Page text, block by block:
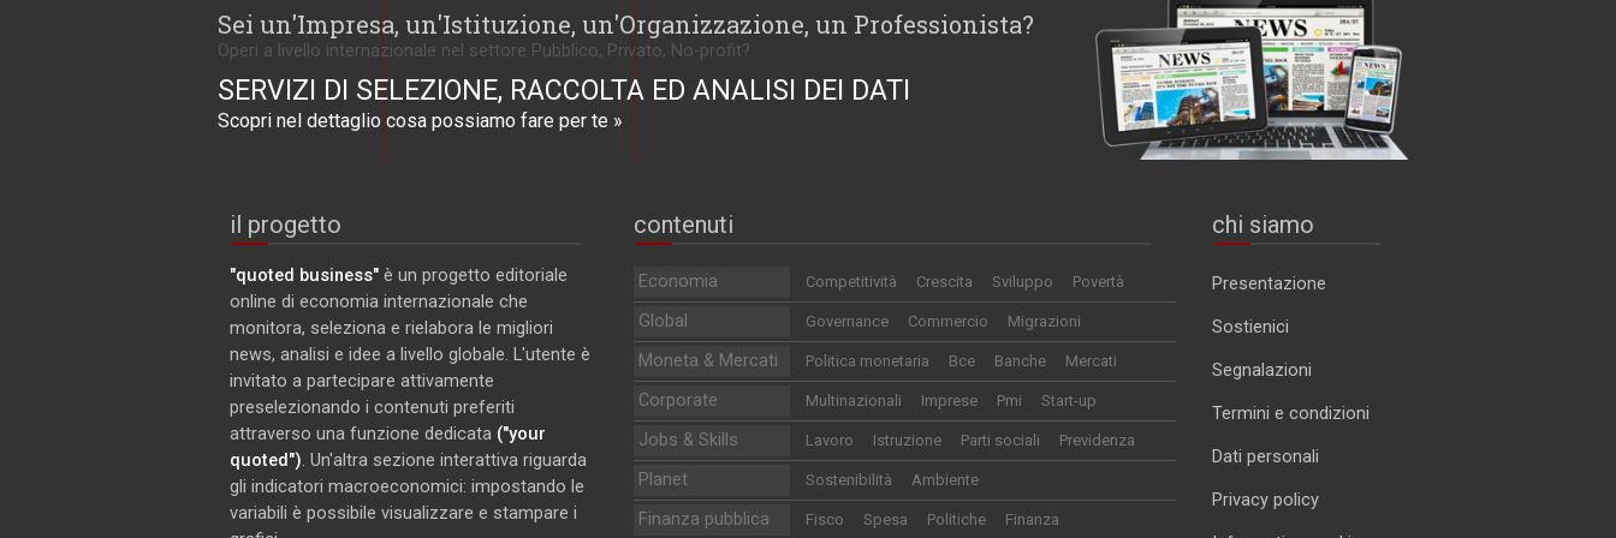
Sei un'Impresa, un'Istituzione, un'Organizzazione, un Professionista?
Operi a livello internazionale nel settore Pubblico, Privato, No-profit?
SERVIZI DI SELEZIONE, RACCOLTA ED ANALISI DEI DATI
Scopri nel dettaglio cosa possiamo fare per te »
il progetto
"quoted business" è un progetto editoriale
online di economia internazionale che
monitora, seleziona e rielabora le migliori
news, analisi e idee a livello globale. L'utente è
invitato a partecipare attivamente
preselezionando i contenuti preferiti
attraverso una funzione dedicata ("your
quoted"). Un'altra sezione interattiva riguarda
gli indicatori macroeconomici: impostando le
variabili è possibile visualizzare e stampare i
contenuti
Economia Competitività Crescita Sviluppo Povertà
Global Governance Commercio Migrazioni
Moneta & Mercati Politica monetaria Bce Banche Mercati
Corporate Multinazionali Imprese Pmi Start-up
Jobs & Skills Lavoro Istruzione Parti sociali Previdenza
Planet Sostenibilità Ambiente
Finanza pubblica Fisco Spesa Politiche Finanza
chi siamo
Presentazione
Sostienici
Segnalazioni
Termini e condizioni
Dati personali
Privacy policy